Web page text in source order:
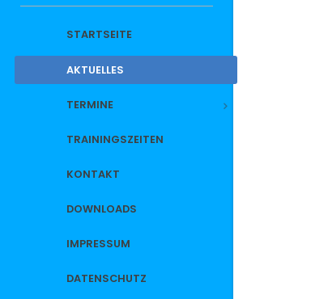
STARTSEITE
AKTUELLES
TERMINE
TRAININGSZEITEN
KONTAKT
DOWNLOADS
IMPRESSUM
DATENSCHUTZ